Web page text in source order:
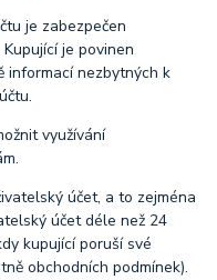
je zabezpečen
je povinen
informací nezbytných k
využívání
účet, a to zejména
účet déle než 24
kupující poruší své
obchodních podmínek).